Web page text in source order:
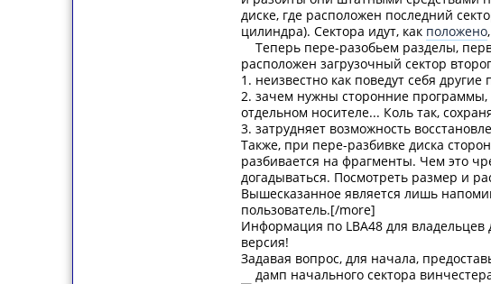
диске, где расположен последний
цилиндра). Сектора идут, как положено
Теперь пере-разобьем разделы,
расположен загрузочный сектор
1. неизвестно как поведут себя
2. зачем нужны сторонние программы,
отдельном носителе... Коль так,
3. затрудняет возможность
Также, при пере-разбивке диска
разбивается на фрагменты. Чем это
догадываться. Посмотреть размер и
Вышесказанное является лишь
пользователь.[/more]
Информация по LBA48 для владельцев
версия!
Задавая вопрос, для начала,
дамп начального сектора